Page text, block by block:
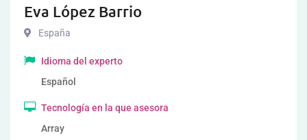
Eva López Barrio
España
Idioma del experto
Español
Tecnología en la que asesora
Array